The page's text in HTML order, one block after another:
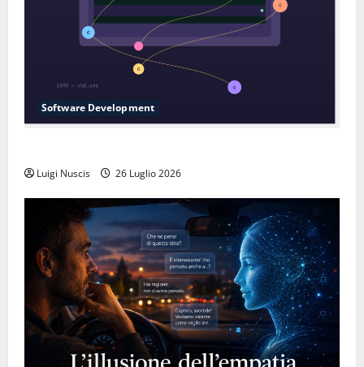
Software Development
Luigi Nuscis 26 Luglio 2026